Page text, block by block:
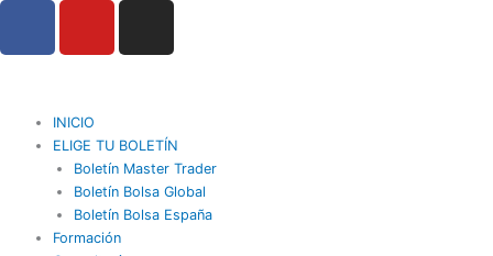
contenido
b
o
u
b
e
g
r
a
m
INICIO
ELIGE TU BOLETÍN
Boletín Master Trader
Boletín Bolsa Global
Boletín Bolsa España
Formación